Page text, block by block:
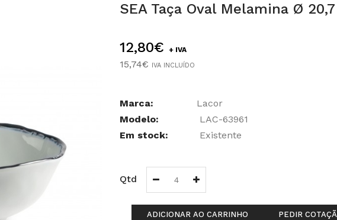
SEA Taça Oval Melamina Ø
12,80€ + IVA
15,74€ IVA INCLUÍDO
Marca:
Lacor
Modelo:
LAC-63961
Em stock:
Existente
Qtd
ADICIONAR AO CARRINHO PEDIR